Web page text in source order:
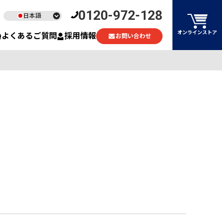
よくあるご質問 採用情報 お問い合わせ
0120-972-128
日本語
ไทย
オンラインストア